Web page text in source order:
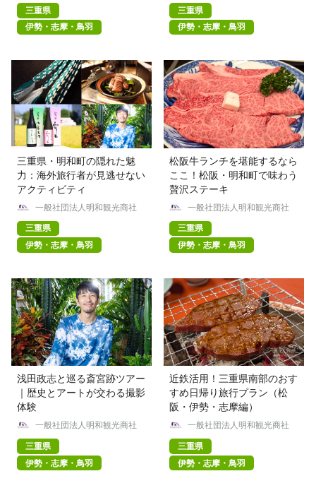
三重県
伊勢・志摩・鳥羽
三重県
伊勢・志摩・鳥羽
三重県・明和町の隠れた魅
力：海外旅行者が見逃せない
アクティビティ
一般社団法人明和観光商社
三重県
伊勢・志摩・鳥羽
松阪牛ランチを堪能するなら
ここ！松阪・明和町で味わう
贅沢ステーキ
一般社団法人明和観光商社
三重県
伊勢・志摩・鳥羽
浅田政志と巡る斎宮跡ツアー
｜歴史とアートが交わる撮影
体験
一般社団法人明和観光商社
三重県
伊勢・志摩・鳥羽
近鉄活用！三重県南部のおす
すめ日帰り旅行プラン（松
阪・伊勢・志摩編）
一般社団法人明和観光商社
三重県
伊勢・志摩・鳥羽